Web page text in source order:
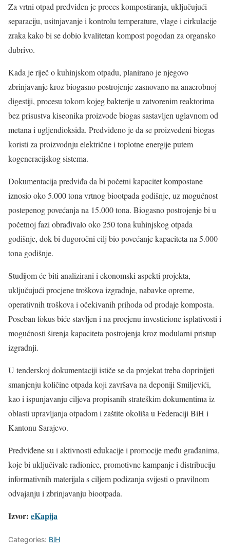
Za vrtni otpad predviđen je proces kompostiranja, uključujući
separaciju, usitnjavanje i kontrolu temperature, vlage i cirkulacije
zraka kako bi se dobio kvalitetan kompost pogodan za organsko
đubrivo.
Kada je riječ o kuhinjskom otpadu, planirano je njegovo
zbrinjavanje kroz biogasno postrojenje zasnovano na anaerobnoj
digestiji, procesu tokom kojeg bakterije u zatvorenim reaktorima
bez prisustva kiseonika proizvode biogas sastavljen uglavnom od
metana i ugljendioksida. Predviđeno je da se proizvedeni biogas
koristi za proizvodnju električne i toplotne energije putem
kogeneracijskog sistema.
Dokumentacija predviđa da bi početni kapacitet kompostane
iznosio oko 5.000 tona vrtnog biootpada godišnje, uz mogućnost
postepenog povećanja na 15.000 tona. Biogasno postrojenje bi u
početnoj fazi obrađivalo oko 250 tona kuhinjskog otpada
godišnje, dok bi dugoročni cilj bio povećanje kapaciteta na 5.000
tona godišnje.
Studijom će biti analizirani i ekonomski aspekti projekta,
uključujući procjene troškova izgradnje, nabavke opreme,
operativnih troškova i očekivanih prihoda od prodaje komposta.
Poseban fokus biće stavljen i na procjenu investicione isplativosti i
mogućnosti širenja kapaciteta postrojenja kroz modularni pristup
izgradnji.
U tenderskoj dokumentaciji ističe se da projekat treba doprinijeti
smanjenju količine otpada koji završava na deponiji Smiljevići,
kao i ispunjavanju ciljeva propisanih strateškim dokumentima iz
oblasti upravljanja otpadom i zaštite okoliša u Federaciji BiH i
Kantonu Sarajevo.
Predviđene su i aktivnosti edukacije i promocije među građanima,
koje bi uključivale radionice, promotivne kampanje i distribuciju
informativnih materijala s ciljem podizanja svijesti o pravilnom
odvajanju i zbrinjavanju biootpada.
Izvor: eKapija
Categories: BiH